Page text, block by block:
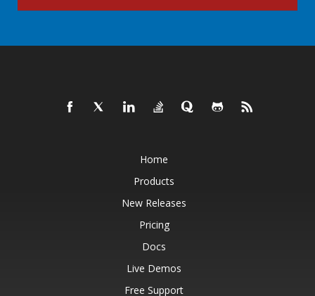
Home
Products
New Releases
Pricing
Docs
Live Demos
Free Support